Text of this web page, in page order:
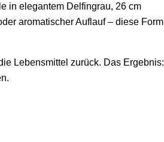
in elegantem Delfingrau, 26 cm
aromatischer Auflauf – diese Form
Lebensmittel zurück. Das Ergebnis: